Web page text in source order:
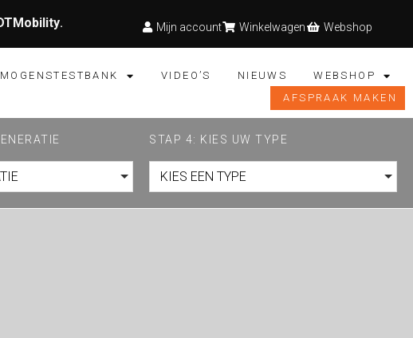
. Mijn account Winkelwagen Webshop
VIDEO’S NIEUWS
WEBSHOP
AFSPRAAK MAKEN
STAP 4: KIES UW TYPE
KIES EEN TYPE